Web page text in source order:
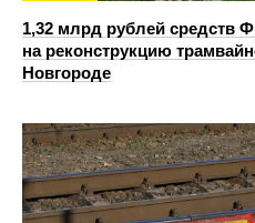
1,32 млрд рублей средств
на реконструкцию
Новгороде